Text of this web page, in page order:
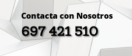
Contacta con Nosotros
697 421 510